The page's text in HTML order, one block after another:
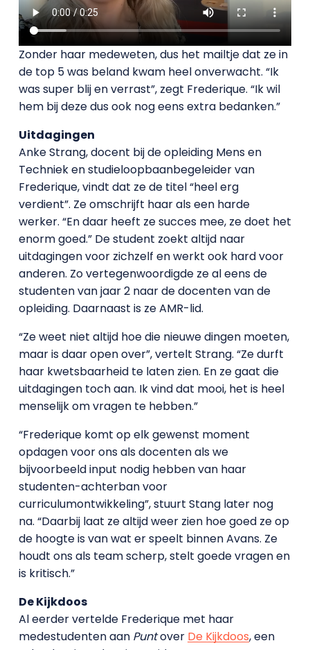
Zonder haar medeweten, dus het mailtje dat ze in
de top 5 was beland kwam heel onverwacht. “Ik
was super blij en verrast”, zegt Frederique. “Ik wil
hem bij deze dus ook nog eens extra bedanken.”
Uitdagingen
Anke Strang, docent bij de opleiding Mens en
Techniek en studieloopbaanbegeleider van
Frederique, vindt dat ze de titel “heel erg
verdient”. Ze omschrijft haar als een harde
werker. “En daar heeft ze succes mee, ze doet het
enorm goed.” De student zoekt altijd naar
uitdagingen voor zichzelf en werkt ook hard voor
anderen. Zo vertegenwoordigde ze al eens de
studenten van jaar 2 naar de docenten van de
opleiding. Daarnaast is ze AMR-lid.
“Ze weet niet altijd hoe die nieuwe dingen moeten,
maar is daar open over”, vertelt Strang. “Ze durft
haar kwetsbaarheid te laten zien. En ze gaat die
uitdagingen toch aan. Ik vind dat mooi, het is heel
menselijk om vragen te hebben.”
“Frederique komt op elk gewenst moment
opdagen voor ons als docenten als we
bijvoorbeeld input nodig hebben van haar
studenten-achterban voor
curriculumontwikkeling”, stuurt Stang later nog
na. “Daarbij laat ze altijd weer zien hoe goed ze op
de hoogte is van wat er speelt binnen Avans. Ze
houdt ons als team scherp, stelt goede vragen en
is kritisch.”
De Kijkdoos
Al eerder vertelde Frederique met haar
medestudenten aan Puntover De Kijkdoos, een